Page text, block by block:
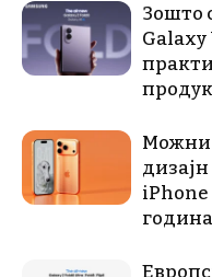
Зошто
Galaxy
Можни
дизајн
iPhone
година